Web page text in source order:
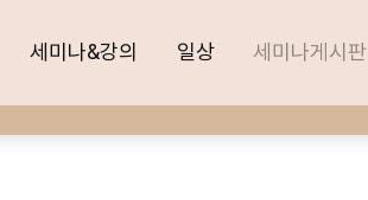
세미나&강의 일상 세미나게시판
세미나&강의 일상 세미나게시판